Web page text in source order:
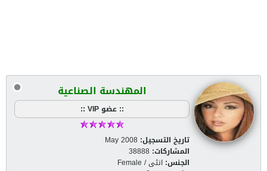
المهندسة الصناعية
:: عضو VIP ::
تاريخ التسجيل: May 2008
المشاركات: 38888
الجنس: انثى / Female